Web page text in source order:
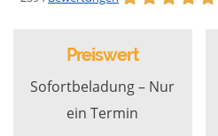
Preiswert
Sofortbeladung – Nur
ein Termin